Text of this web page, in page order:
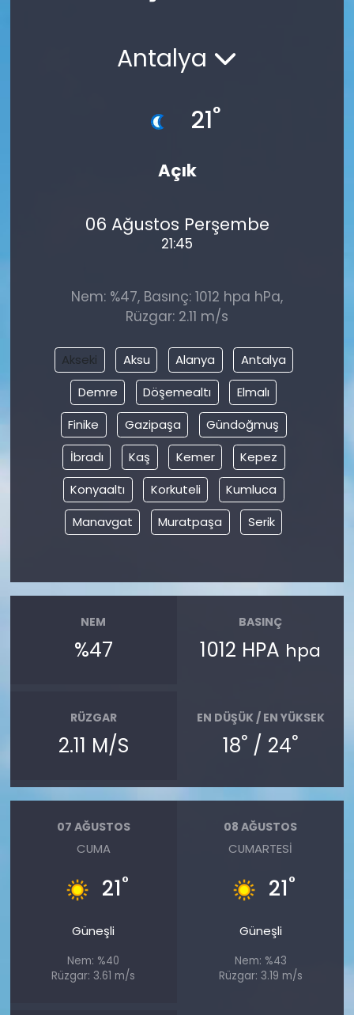
Antalya
21°
Açık
06 Ağustos Perşembe
21:45
Nem: %47, Basınç: 1012 hpa hPa,
Rüzgar: 2.11 m/s
Akseki Aksu Alanya
Antalya
Demre
Döşemealtı
Elmalı
Finike
Gazipaşa
Gündoğmuş
İbradı
Kaş Kemer
Kepez
Konyaaltı
Korkuteli
Kumluca
Manavgat
Muratpaşa Serik
NEM
%47
BASINÇ
1012 HPA hpa
RÜZGAR
2.11 M/S
EN DÜŞÜK / EN YÜKSEK
18° / 24°
07 AĞUSTOS
CUMA
21°
Güneşli
Nem: %40
Rüzgar: 3.61 m/s
08 AĞUSTOS
CUMARTESI
21°
Güneşli
Nem: %43
Rüzgar: 3.19 m/s